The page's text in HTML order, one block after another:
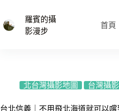
主
羅賓的攝
影漫步
首頁
北台灣攝影地圖 台灣攝
台北信義｜不用飛北海道就可以